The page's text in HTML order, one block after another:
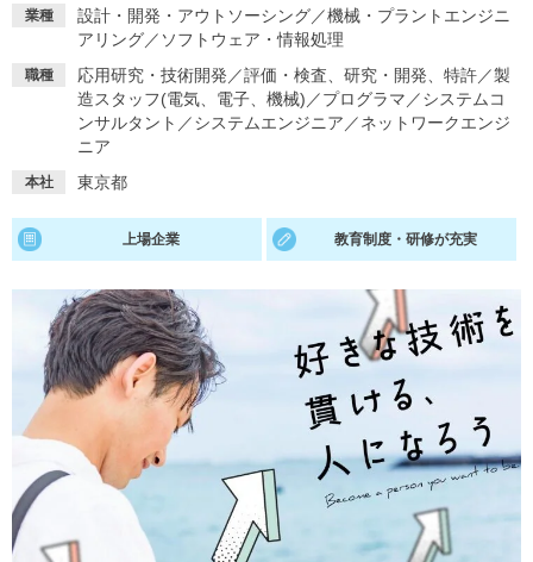
イベントを探す スカウト お知らせ
就活ノウハウ・サポート
就活ノウハウが満載！
適職診断 就活チャンネル
就活ニュースペーパー
就活時事ニュースを更新
よくある質問
不明点があればこちら
業種 設計・開発・アウトソーシング ／機械・プラントエンジニ
アリング ／ ソフトウェア・情報処理
職種 応用研究・技術開発 ／評価・検査、研究・開発、特許 ／製
造スタッフ(電気、電子、機械) ／プログラマ ／システムコ
ンサルタント
／システムエンジニア ／ ネットワークエンジ
ニア
本社 東京都
上場企業 教育制度・研修が充実